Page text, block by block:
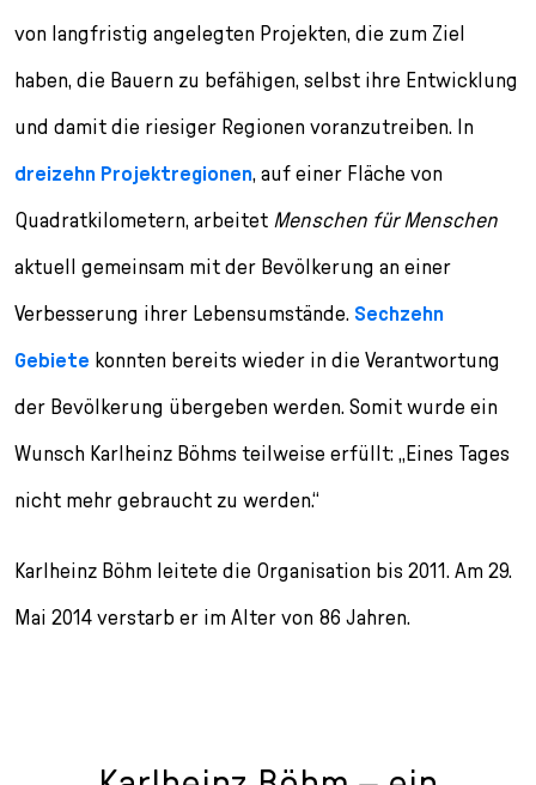
von langfristig angelegten Projekten, die zum Ziel
haben, die Bauern zu befähigen, selbst ihre Entwicklung
und damit die riesiger Regionen voranzutreiben. In
dreizehn Projektregionen, auf einer Fläche von
Quadratkilometern, arbeitet Menschen für Menschen
aktuell gemeinsam mit der Bevölkerung an einer
Verbesserung ihrer Lebensumstände. Sechzehn
Gebiete konnten bereits wieder in die Verantwortung
der Bevölkerung übergeben werden. Somit wurde ein
Wunsch Karlheinz Böhms teilweise erfüllt: „Eines Tages
nicht mehr gebraucht zu werden.“
Karlheinz Böhm leitete die Organisation bis 2011. Am 29.
Mai 2014 verstarb er im Alter von 86 Jahren.